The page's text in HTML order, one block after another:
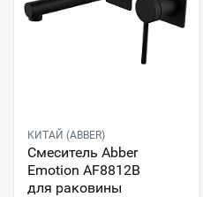
КИТАЙ (ABBER)
Смеситель Abber
Emotion AF8812B
для раковины